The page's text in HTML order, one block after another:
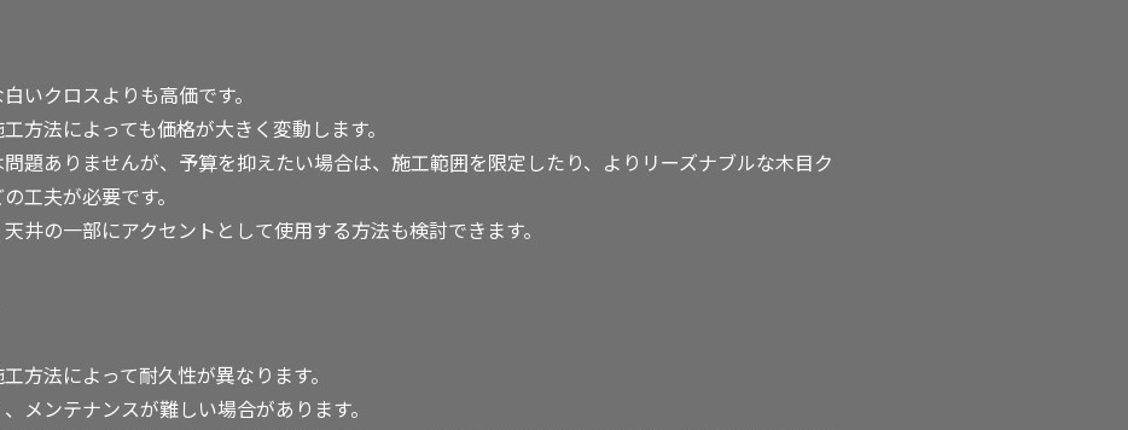
いクロスよりも高価です。
方法によっても価格が大きく変動します。
題ありませんが、予算を抑えたい場合は、施工範囲を限定したり、よりリーズナブルな木目ク
工夫が必要です。
井の一部にアクセントとして使用する方法も検討できます。
方法によって耐久性が異なります。
メンテナンスが難しい場合があります。